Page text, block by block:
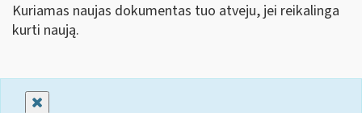
Kuriamas naujas dokumentas tuo atveju, jei reikalinga
kurti naują.